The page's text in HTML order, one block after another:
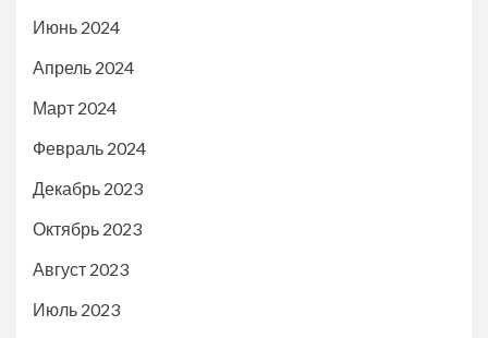
Июнь 2024
Апрель 2024
Март 2024
Февраль 2024
Декабрь 2023
Октябрь 2023
Август 2023
Июль 2023